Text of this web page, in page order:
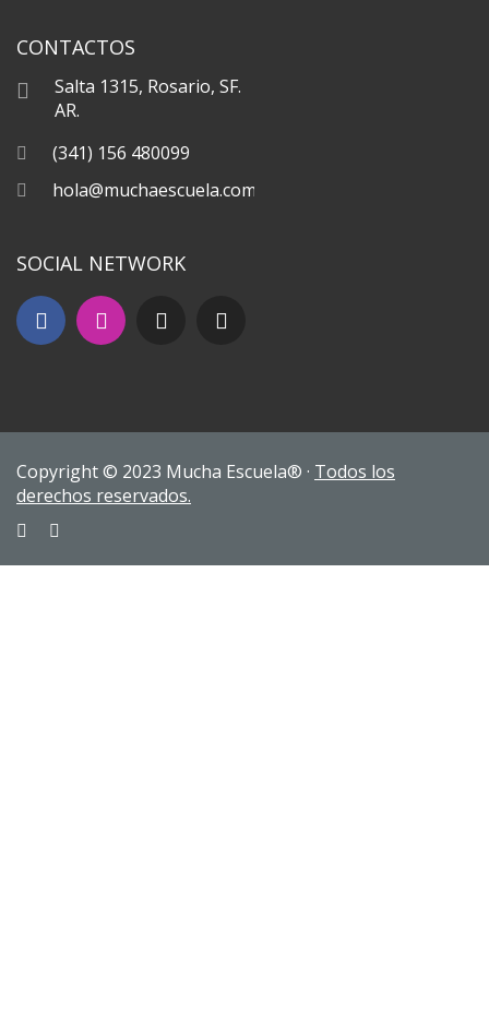
CONTACTOS
Salta 1315, Rosario, SF.
AR.
(341) 156 480099
hola@muchaescuela.com
SOCIAL NETWORK
Copyright © 2023 Mucha Escuela® · Todos los
derechos reservados.